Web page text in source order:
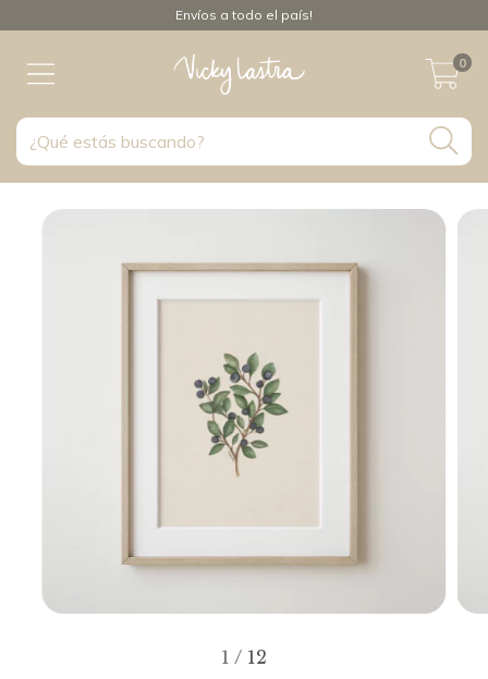
Envíos a todo el país!
0
1 / 12